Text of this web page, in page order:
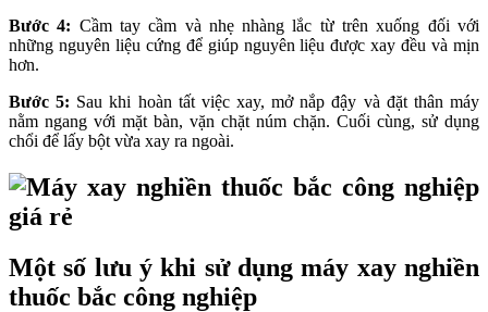
Bước 4: Cầm tay cầm và nhẹ nhàng lắc từ trên xuống đối với
những nguyên liệu cứng để giúp nguyên liệu được xay đều và mịn
hơn.
Bước 5: Sau khi hoàn tất việc xay, mở nắp đậy và đặt thân máy
nằm ngang với mặt bàn, vặn chặt núm chặn. Cuối cùng, sử dụng
chổi để lấy bột vừa xay ra ngoài.
Một số lưu ý khi sử dụng máy xay nghiền
thuốc bắc công nghiệp